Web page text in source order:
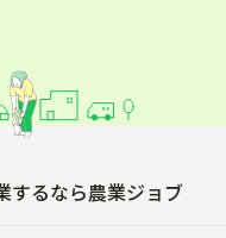
するなら農業ジョブ